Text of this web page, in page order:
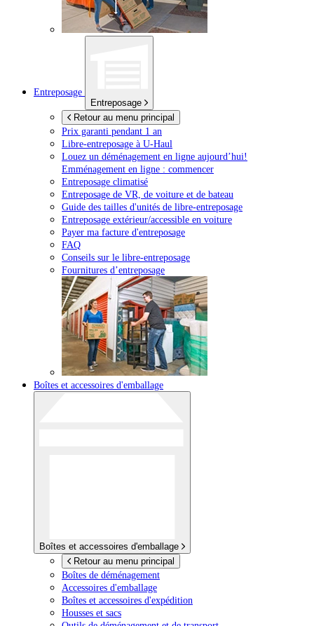
Entreposage
Entreposage
Retour au menu principal
Prix garanti pendant 1 an
Libre-entreposage à U-Haul
Louez un déménagement en ligne aujourd’hui!
Emménagement en ligne : commencer
Entreposage climatisé
Entreposage de VR, de voiture et de bateau
Guide des tailles d'unités de libre-entreposage
Entreposage extérieur/accessible en voiture
Payer ma facture d'entreposage
FAQ
Conseils sur le libre-entreposage
Fournitures d’entreposage
Boîtes et accessoires d'emballage
Boîtes et accessoires d'emballage
Retour au menu principal
Boîtes de déménagement
Accessoires d'emballage
Boîtes et accessoires d'expédition
Housses et sacs